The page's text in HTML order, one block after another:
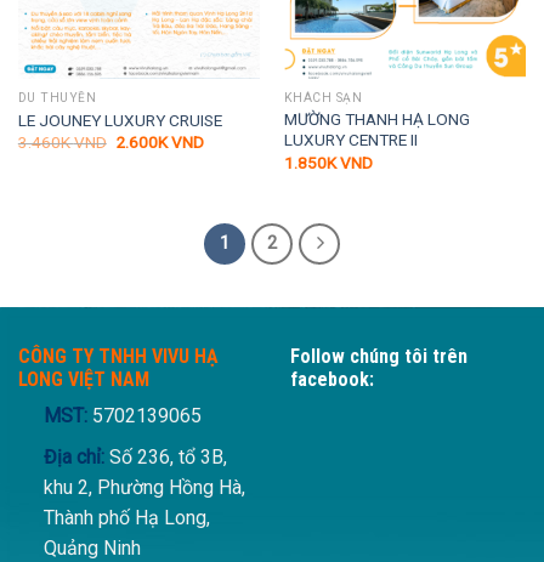
DU THUYỀN
LE JOUNEY LUXURY CRUISE
3.460KVND Giá
2.600KVNDGiá
KHÁCH SẠN
MƯỜNG THANH HẠ LONG
LUXURY CENTRE II
1.850KVND
1 2
CÔNG TY TNHH VIVU HẠ
LONG VIỆT NAM
MST: 5702139065
Địa chỉ:Số 236, tổ 3B,
khu 2, Phường Hồng Hà,
Thành phố Hạ Long,
Quảng Ninh
Follow chúng tôi trên
facebook: